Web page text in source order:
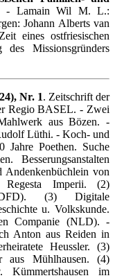
- Lamain Wil M. L.:
Johann Alberts van
eines ostfriesischen
des Missionsgründers
Nr. 1. Zeitschrift der
Regio BASEL. - Zwei
aus Bözen. -
Lüthi. - Koch- und
Jahre Poethen. Suche
Besserungsanstalten
Andenkenbüchlein von
Imperii. (2)
(DFD). (3) Digitale
u. Volkskunde.
Companie (NLD). -
Anton aus Reiden in
Heussler. (3)
aus Mühlhausen. (4)
Kümmertshausen im